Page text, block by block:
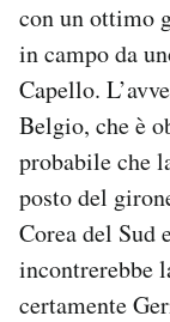
con un ottimo
in campo da
Capello.
Belgio, che è
probabile che
posto del
Corea del Sud
incontrerebbe
certamente